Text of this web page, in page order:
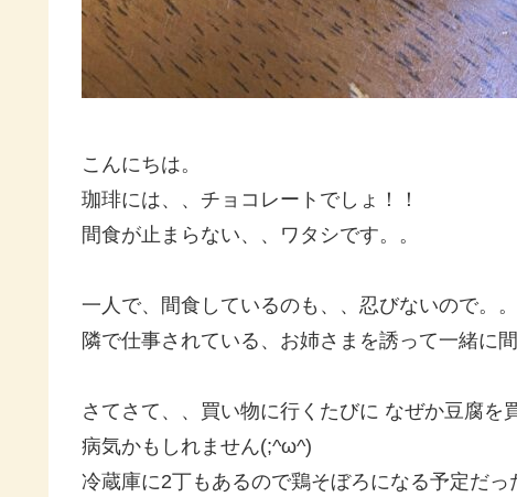
こんにちは。
珈琲には、、チョコレートでしょ！！
間食が止まらない、、ワタシです。。
一人で、間食しているのも、、忍びないので。。
隣で仕事されている、お姉さまを誘って一緒に
さてさて、、買い物に行くたびに なぜか豆腐を
病気かもしれません(;^ω^)
冷蔵庫に2丁もあるので鶏そぼろになる予定だっ